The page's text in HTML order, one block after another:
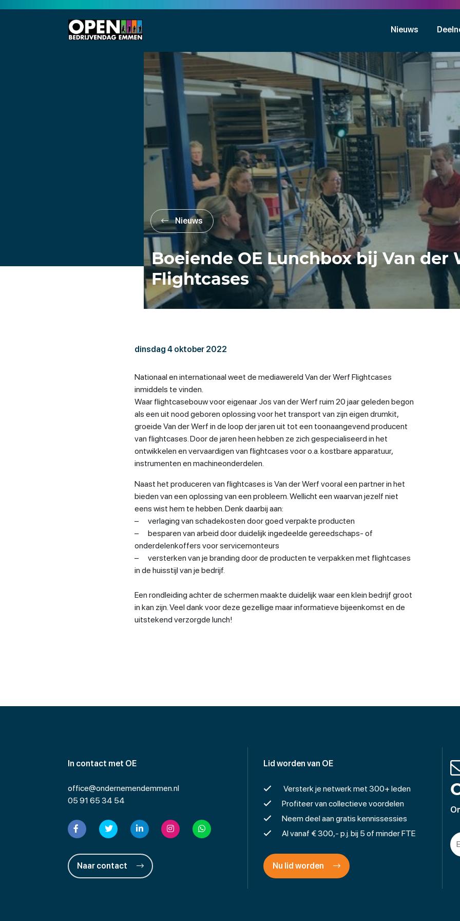
Nieuws
Nieuws
Boeiende OE Lunchbox bij Van der
Flightcases
dinsdag 4 oktober 2022
Nationaal en internationaal weet de mediawereld Van der Werf Flightcases
inmiddels te vinden.
Waar flightcasebouw voor eigenaar Jos van der Werf ruim 20 jaar geleden begon
als een uit nood geboren oplossing voor het transport van zijn eigen drumkit,
groeide Van der Werf in de loop der jaren uit tot een toonaangevend producent
van flightcases. Door de jaren heen hebben ze zich gespecialiseerd in het
ontwikkelen en vervaardigen van flightcases voor o.a. kostbare apparatuur,
instrumenten en machineonderdelen.
Naast het produceren van flightcases is Van der Werf vooral een partner in het
bieden van een oplossing van een probleem. Wellicht een waarvan jezelf niet
eens wist hem te hebben. Denk daarbij aan:
– verlaging van schadekosten door goed verpakte producten
– besparen van arbeid door duidelijk ingedeelde gereedschaps- of
onderdelenkoffers voor servicemonteurs
– versterken van je branding door de producten te verpakken met flightcases
in de huisstijl van je bedrijf.
Een rondleiding achter de schermen maakte duidelijk waar een klein bedrijf groot
in kan zijn. Veel dank voor deze gezellige maar informatieve bijeenkomst en de
uitstekend verzorgde lunch!
In contact met OE
office@ondernemendemmen.nl
05 91 65 34 54
Naar contact
Lid worden van OE
Versterk je netwerk met 300+ leden
Profiteer van collectieve voordelen
Neem deel aan gratis kennissessies
Al vanaf € 300,- p.j. bij 5 of minder FTE
Nu lid worden